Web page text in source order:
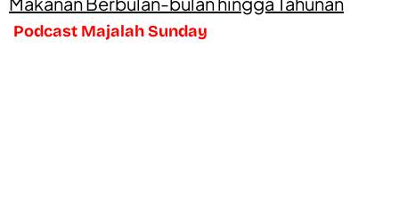
Podcast Majalah Sunday